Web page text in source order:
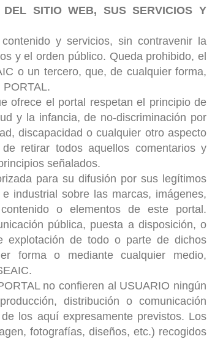
SITIO WEB, SUS SERVICIOS Y
y servicios, sin contravenir la
y el orden público. Queda prohibido, el
o un tercero, que, de cualquier forma,
ofrece el portal respetan el principio de
y la infancia, de no-discriminación por
discapacidad o cualquier otro aspecto
retirar todos aquellos comentarios y
señalados.
para su difusión por sus legítimos
industrial sobre las marcas, imágenes,
o elementos de este portal.
pública, puesta a disposición, o
explotación de todo o parte de dichos
forma o mediante cualquier medio,
no confieren al USUARIO ningún
distribución o comunicación
los aquí expresamente previstos. Los
fotografías, diseños, etc.) recogidos